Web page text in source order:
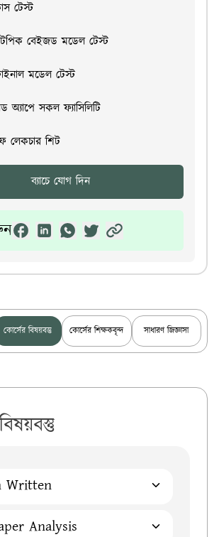
কোর্সের বিষয়বস্তু কোর্সের শিক্ষকবৃন্দ সাধারণ জিজ্ঞাসা
Written
Analysis
টেস্ট
বেইজড মডেল টেস্ট
মডেল টেস্ট
অ্যাপে সকল ফ্যাসিলিটি
লেকচার শিট
ব্যাচে যোগ দিন